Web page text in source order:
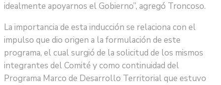
idealmente apoyarnos el Gobierno”, agregó Troncoso.
La importancia de esta inducción se relaciona con el
impulso que dio origen a la formulación de este
programa, el cual surgió de la solicitud de los mismos
integrantes del Comité y como continuidad del
Programa Marco de Desarrollo Territorial que estuvo